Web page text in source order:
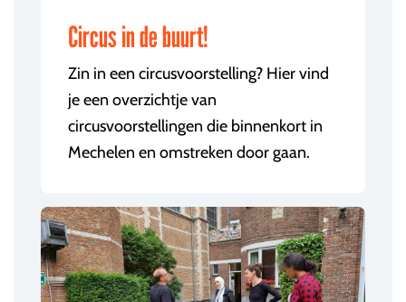
Circus in de buurt!
Zin in een circusvoorstelling? Hier vind
je een overzichtje van
circusvoorstellingen die binnenkort in
Mechelen en omstreken door gaan.